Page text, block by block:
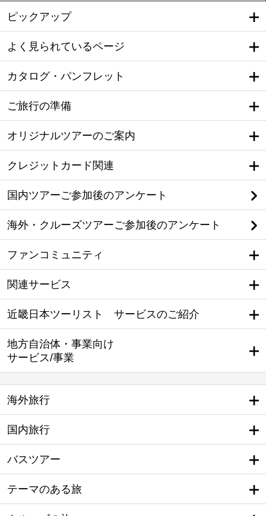
ピックアップ
よく見られているページ
カタログ・パンフレット
ご旅行の準備
オリジナルツアーのご案内
クレジットカード関連
国内ツアーご参加後のアンケート
海外・クルーズツアーご参加後のアンケート
ファンコミュニティ
関連サービス
近畿日本ツーリスト サービスのご紹介
地方自治体・事業向け
サービス/事業
海外旅行
国内旅行
バスツアー
テーマのある旅